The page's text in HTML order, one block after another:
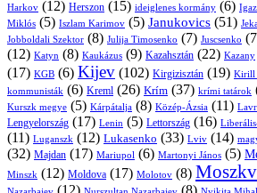
Harkov (12) Herszon (15) ideiglenes kormány (6)
Miklós (5) Iszlam Karimov (5) Janukovics (51)
Jobboldali Szektor (8) Julija Timosenko (7) Juscsenko
(12) Katyn (8) Kaukázus (9) Kazahsztán (22) Kazany
(17) KGB (6) Kijev (102) Kirgizisztán (19) Kirill
kommunisták (6) Kreml (26) Krím (37) krími tatárok
Kurszk megye (5) Kárpátalja (8) Közép-Ázsia (11)
Lengyelország (17) Lenin (5) Lettország (16)
(11) Luganszk (12) Lukasenko (33) Lviv (14)
(32) Majdan (17) Mariupol (6) Martonyi János (5)
Minszk (12) Moldova (17) Molotov (8)